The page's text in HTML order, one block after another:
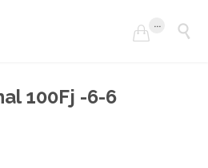

... 
100Fj -6-6